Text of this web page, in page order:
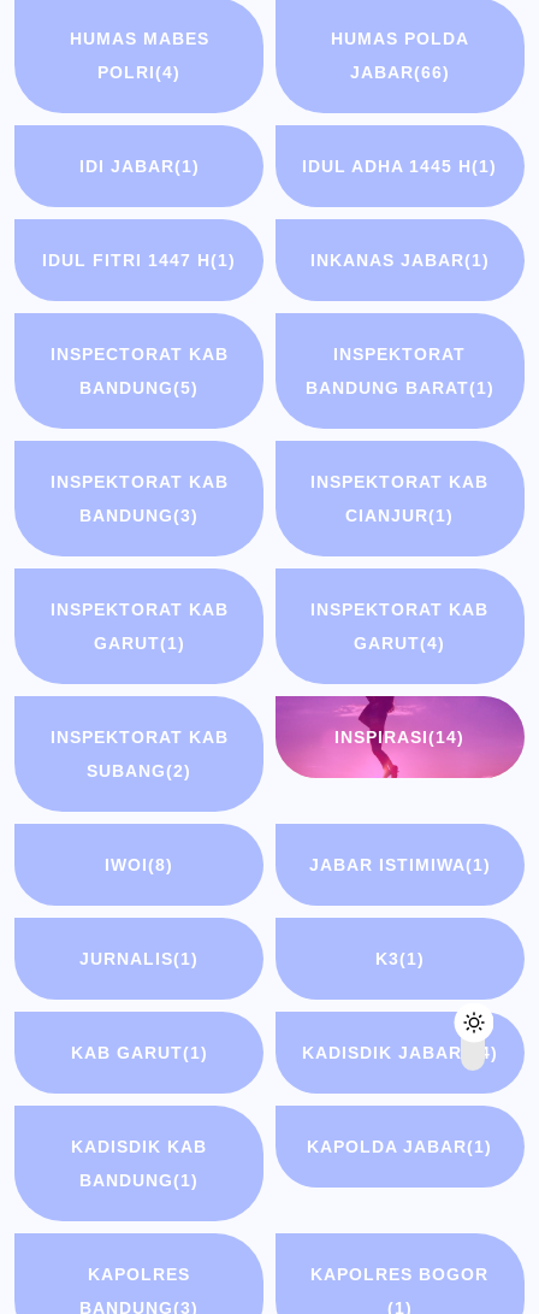
HUMAS MABES
POLRI(4)
HUMAS POLDA
JABAR(66)
IDI JABAR(1) IDUL ADHA 1445 H(1)
IDUL FITRI 1447 H(1) INKANAS JABAR(1)
INSPECTORAT KAB
BANDUNG(5)
INSPEKTORAT
BANDUNG BARAT(1)
INSPEKTORAT KAB
BANDUNG(3)
INSPEKTORAT KAB
CIANJUR(1)
INSPEKTORAT KAB
GARUT(1)
INSPEKTORAT KAB
GARUT(4)
INSPEKTORAT KAB
SUBANG(2)
INSPIRASI(14)
IWOI(8) JABAR ISTIMIWA(1)
JURNALIS(1) K3(1)
KAB GARUT(1) KADISDIK JABAR (14)
KADISDIK KAB
BANDUNG(1)
KAPOLDA JABAR(1)
KAPOLRES
BANDUNG(3)
KAPOLRES BOGOR
(1)